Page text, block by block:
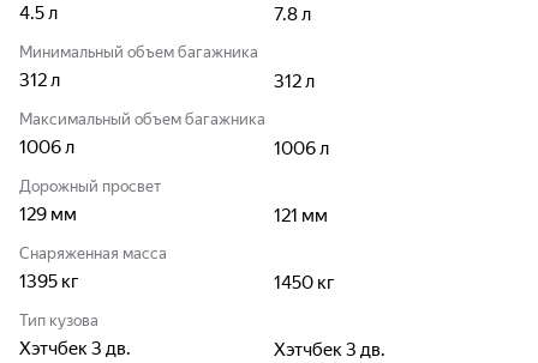
4.5л 7.8л
Минимальный объем багажника
312л 312л
Максимальный объем багажника
1006л 1006л
Дорожный просвет
129 мм 121 мм
Снаряженная масса
1395 кг 1450 кг
Тип кузова
Хэтчбек 3 дв. Хэтчбек 3 дв.